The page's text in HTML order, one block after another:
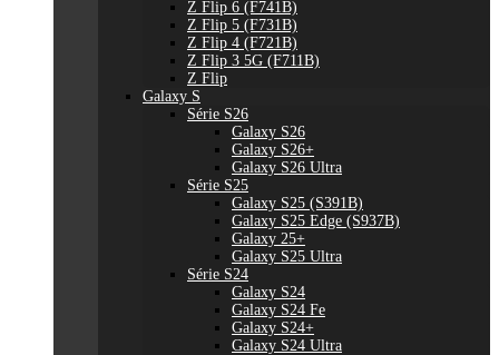
Z Flip 6 (F741B)
Z Flip 5 (F731B)
Z Flip 4 (F721B)
Z Flip 3 5G (F711B)
Z Flip
Galaxy S
Série S26
Galaxy S26
Galaxy S26+
Galaxy S26 Ultra
Série S25
Galaxy S25 (S391B)
Galaxy S25 Edge (S937B)
Galaxy 25+
Galaxy S25 Ultra
Série S24
Galaxy S24
Galaxy S24 Fe
Galaxy S24+
Galaxy S24 Ultra